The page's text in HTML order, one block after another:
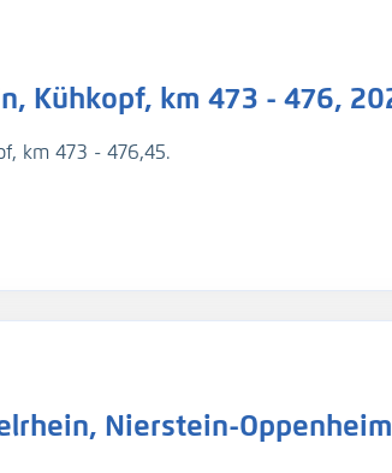
Kühkopf, km 473 - 476,
km 473 - 476,45.
Der Wasserstand zum Zeitpunkt der
Nierstein-